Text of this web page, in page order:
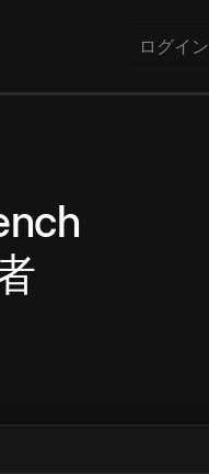
ログイン